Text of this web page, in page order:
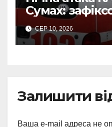
Сумах:
влучань,
п’ятеро
СЕР 10, 2026
Залишити
Ваша e-mail адреса не